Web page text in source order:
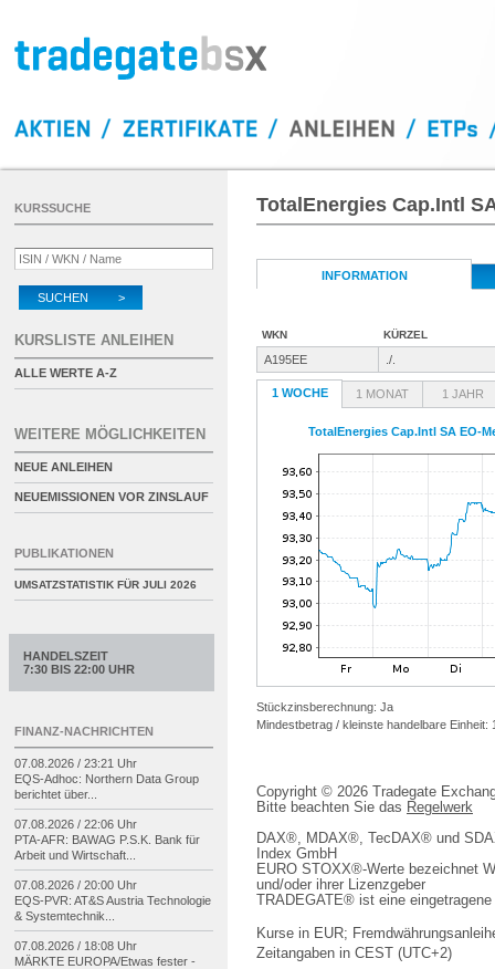
TotalEnergies Cap.Intl
INFORMATION
WKN KÜRZEL
A195EE ./.
1 WOCHE 1 MONAT 1 JAHR
TotalEnergies Cap.Intl SA EO-
Stückzinsberechnung: Ja
Mindestbetrag / kleinste handelbare Einheit:
Copyright © 2026 Tradegate
Bitte beachten Sie das Regelwerk
DAX®, MDAX®, TecDAX® und
Index GmbH
EURO STOXX®-Werte bezeichnet
und/oder ihrer Lizenzgeber
TRADEGATE® ist eine
Kurse in EUR;
Zeitangaben in CEST (UTC+2)
KURSSUCHE
SUCHEN >
KURSLISTE ANLEIHEN
ALLE WERTE A-Z
WEITERE MÖGLICHKEITEN
NEUE ANLEIHEN
NEUEMISSIONEN VOR ZINSLAUF
PUBLIKATIONEN
UMSATZSTATISTIK FÜR JULI 2026
HANDELSZEIT
7:30 BIS 22:00 UHR
FINANZ-NACHRICHTEN
07.08.2026 / 23:21 Uhr
EQS-Adhoc: Northern Data Group
berichtet über...
07.08.2026 / 22:06 Uhr
PTA-AFR: BAWAG P.S.K. Bank für
Arbeit und Wirtschaft...
07.08.2026 / 20:00 Uhr
EQS-PVR: AT&S Austria Technologie
& Systemtechnik...
07.08.2026 / 18:08 Uhr
MÄRKTE EUROPA/Etwas fester -